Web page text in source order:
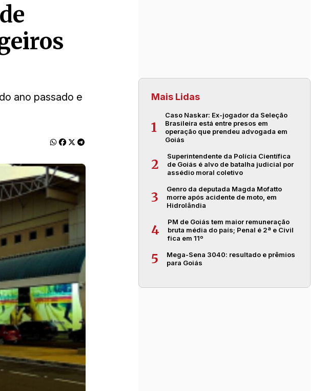
ano passado e
Mais Lidas
1
Caso Naskar: Ex-jogador da Seleção
Brasileira está entre presos em
operação que prendeu advogada em
Goiás
2
Superintendente da Polícia Científica
de Goiás é alvo de batalha judicial por
assédio moral coletivo
3
Genro da deputada Magda Mofatto
morre após acidente de moto, em
Hidrolândia
4
PM de Goiás tem maior remuneração
bruta média do país; Penal é 2ª e Civil
fica em 11º
5
Mega-Sena 3040: resultado e prêmios
para Goiás